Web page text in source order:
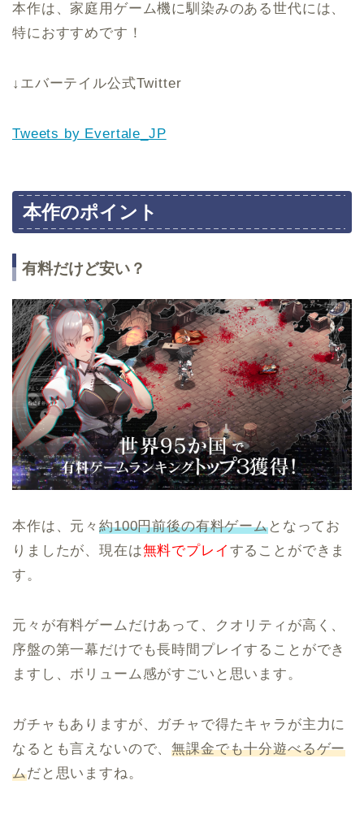
本作は、家庭用ゲーム機に馴染みのある世代には、
特におすすめです！
↓エバーテイル公式Twitter
Tweets by Evertale_JP
本作のポイント
有料だけど安い？
本作は、元々約100円前後の有料ゲームとなってお
りましたが、現在は無料でプレイ することができま
す。
元々が有料ゲームだけあって、クオリティが高く、
序盤の第一幕だけでも長時間プレイすることができ
ますし、ボリューム感がすごいと思います。
ガチャもありますが、ガチャで得たキャラが主力に
なるとも言えないので、無課金でも十分遊べるゲー
ムだと思いますね。